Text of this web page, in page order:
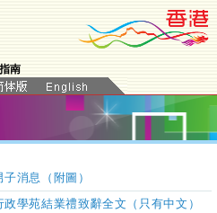
南
消息（附圖）
學苑結業禮致辭全文（只有中文）